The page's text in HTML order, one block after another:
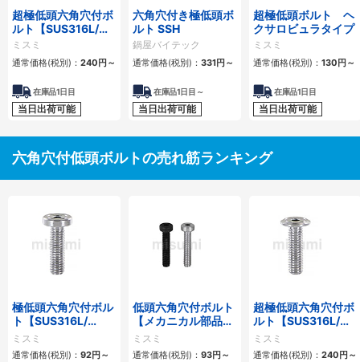
超極低頭六角穴付ボ
ルト【SUS316L/
SUS304相当/
SCM435】
ミスミ
通常価格(税別)： 240円 ～
在庫品1日目
当日出荷可能
六角穴付き極低頭ボ
ルト SSH
鍋屋バイテック
通常価格(税別)： 331円 ～
在庫品1日目～
当日出荷可能
超極低頭ボルト ヘ
クサロビュラタイプ
ミスミ
通常価格(税別)： 130円 ～
在庫品1日目
当日出荷可能
六角穴付低頭ボルトの売れ筋ランキング
極低頭六角穴付ボル
ト【SUS316L/
SUSXM7/
SCM435】
ミスミ
通常価格(税別)： 92円 ～
低頭六角穴付ボルト
【メカニカル部品カ
タログ掲載】
ミスミ
通常価格(税別)： 93円 ～
超極低頭六角穴付ボ
ルト【SUS316L/
SUS304相当/
SCM435】
ミスミ
通常価格(税別)： 240円 ～